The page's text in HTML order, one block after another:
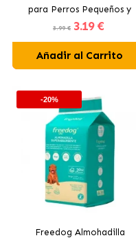
para Perros Pequeños y
Gatos
3.99 € 3.19 €
Añadir al Carrito
-20%
Freedog Almohadilla